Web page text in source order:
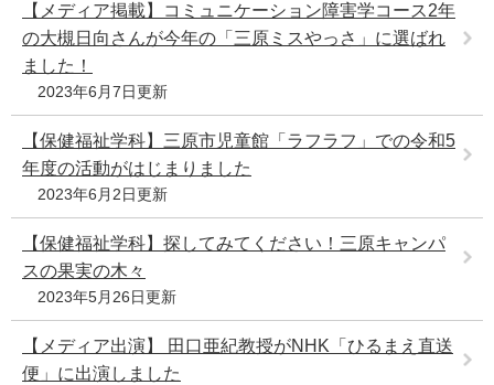
【メディア掲載】コミュニケーション障害学コース2年
の大槻日向さんが今年の「三原ミスやっさ」に選ばれ
ました！
2023年6月7日更新
【保健福祉学科】三原市児童館「ラフラフ」での令和5
年度の活動がはじまりました
2023年6月2日更新
【保健福祉学科】探してみてください！三原キャンパ
スの果実の木々
2023年5月26日更新
【メディア出演】 田口亜紀教授がNHK「ひるまえ直送
便」に出演しました